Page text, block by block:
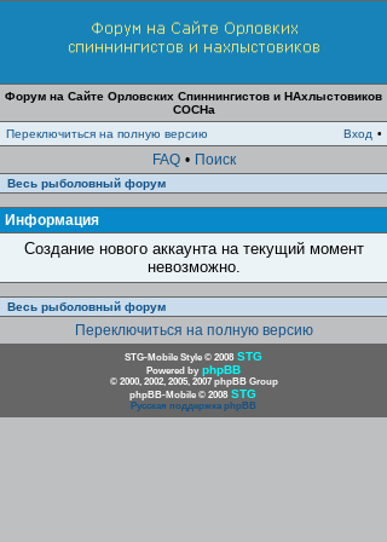
Форум на Сайте Орловских Спиннингистов и НАхлыстовиков
СОСНа
Переключиться на полную версию
Вход •
FAQ • Поиск
Весь рыболовный форум
Информация
Создание нового аккаунта на текущий момент
невозможно.
Весь рыболовный форум
Переключиться на полную версию
STG-Mobile Style © 2008 STG
Powered by phpBB
© 2000, 2002, 2005, 2007 phpBB Group
phpBB-Mobile © 2008 STG
Русская поддержка phpBB